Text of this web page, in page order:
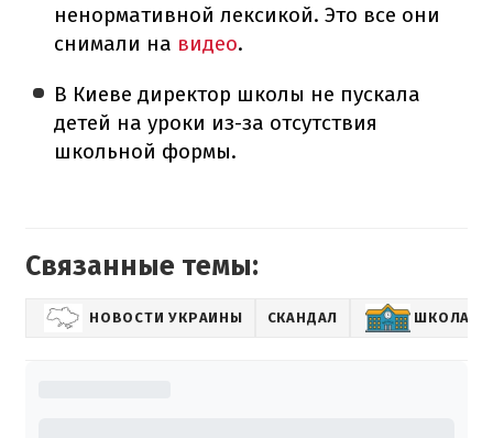
ненормативной лексикой. Это все они
снимали на видео.
В Киеве директор школы не пускала
детей на уроки из-за отсутствия
школьной формы.
Связанные темы:
НОВОСТИ УКРАИНЫ СКАНДАЛ ШКОЛА